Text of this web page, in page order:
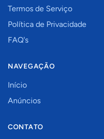
Termos de Serviço
Política de Privacidade
FAQ's
NAVEGAÇÃO
Início
Anúncios
CONTATO